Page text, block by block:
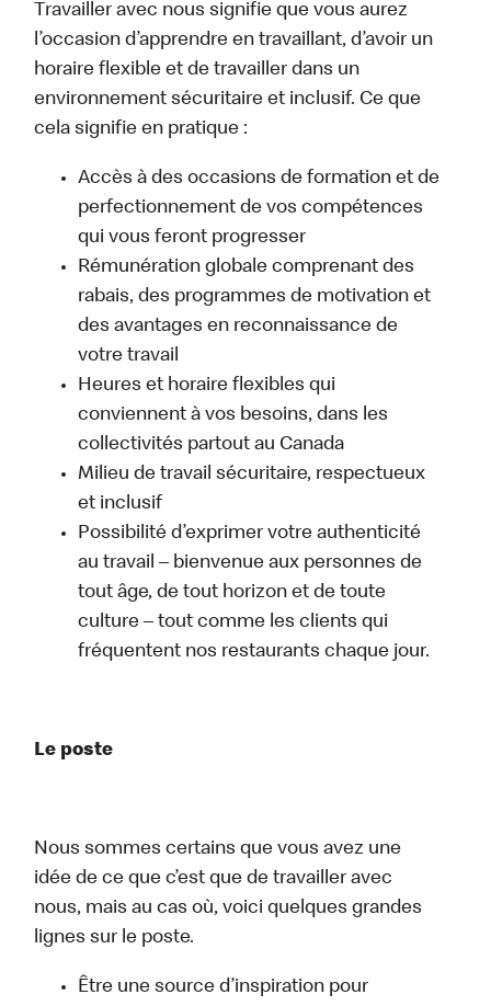
Travailler avec nous signifie que vous aurez
l’occasion d’apprendre en travaillant, d’avoir un
horaire flexible et de travailler dans un
environnement sécuritaire et inclusif. Ce que
cela signifie en pratique :
Accès à des occasions de formation et de
perfectionnement de vos compétences
qui vous feront progresser
Rémunération globale comprenant des
rabais, des programmes de motivation et
des avantages en reconnaissance de
votre travail
Heures et horaire flexibles qui
conviennent à vos besoins, dans les
collectivités partout au Canada
Milieu de travail sécuritaire, respectueux
et inclusif
Possibilité d’exprimer votre authenticité
au travail – bienvenue aux personnes de
tout âge, de tout horizon et de toute
culture – tout comme les clients qui
fréquentent nos restaurants chaque jour.
Le poste
Nous sommes certains que vous avez une
idée de ce que c’est que de travailler avec
nous, mais au cas où, voici quelques grandes
lignes sur le poste.
Être une source d’inspiration pour